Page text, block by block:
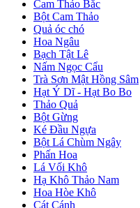
Cam Thảo Bắc
Bột Cam Thảo
Quả óc chó
Hoa Ngâu
Bạch Tật Lê
Nấm Ngọc Cẩu
Trà Sơn Mật Hồng Sâm
Hạt Ý Dĩ - Hạt Bo Bo
Thảo Quả
Bột Gừng
Ké Đầu Ngựa
Bột Lá Chùm Ngây
Phấn Hoa
Lá Vối Khô
Hạ Khô Thảo Nam
Hoa Hòe Khô
Cát Cánh